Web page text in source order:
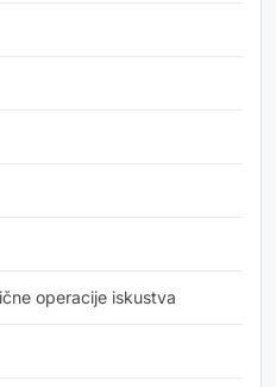
operacije iskustva